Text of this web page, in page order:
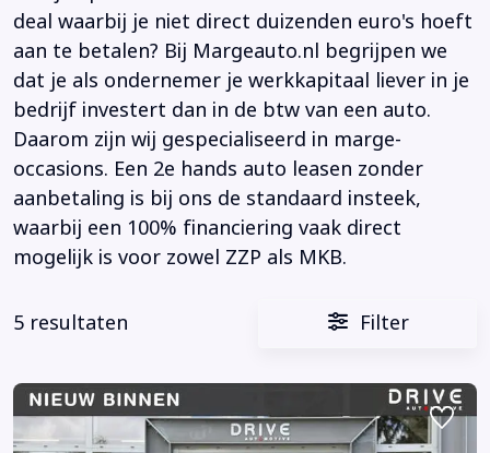
deal waarbij je niet direct duizenden euro's hoeft
aan te betalen? Bij Margeauto.nl begrijpen we
dat je als ondernemer je werkkapitaal liever in je
bedrijf investert dan in de btw van een auto.
Daarom zijn wij gespecialiseerd in marge-
occasions. Een 2e hands auto leasen zonder
aanbetaling is bij ons de standaard insteek,
waarbij een 100% financiering vaak direct
mogelijk is voor zowel ZZP als MKB.
5 resultaten Filter